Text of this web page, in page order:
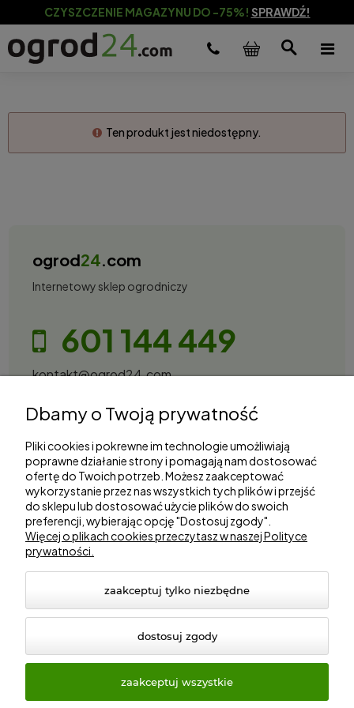
CZYSZCZENIE MAGAZYNU DO -75%! SPRAWDŹ!
Ten produkt jest niedostępny.
ogrod24.com
Internetowy sklep ogrodniczy
601 144 449
kontakt@ogrod24.com
Gorzowska 27, 66-530 Trzebicz
Zakupy
Informacje
Marki
© 2026 ogrod24.com. Wszelkie prawa zastrzeżone.
Dbamy o Twoją prywatność
Pliki cookies i pokrewne im technologie umożliwiają
poprawne działanie strony i pomagają nam dostosować
ofertę do Twoich potrzeb. Możesz zaakceptować
wykorzystanie przez nas wszystkich tych plików i przejść
do sklepu lub dostosować użycie plików do swoich
preferencji, wybierając opcję "Dostosuj zgody".
Więcej o plikach cookies przeczytasz w naszej Polityce
prywatności.
zaakceptuj tylko niezbędne
dostosuj zgody
zaakceptuj wszystkie